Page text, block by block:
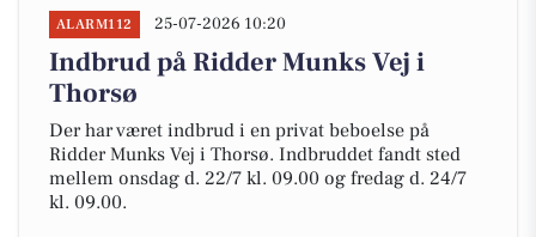
ALARM112 25-07-2026 10:20
Indbrud på Ridder Munks Vej i
Thorsø
Der har været indbrud i en privat beboelse på
Ridder Munks Vej i Thorsø. Indbruddet fandt sted
mellem onsdag d. 22/7 kl. 09.00 og fredag d. 24/7
kl. 09.00.